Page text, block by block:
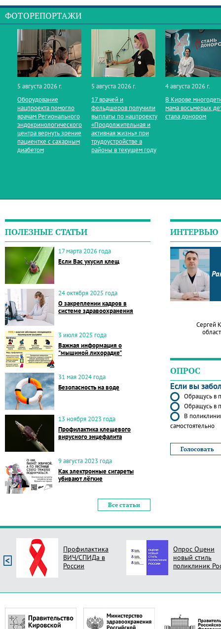
ФОТОРЕПОРТАЖИ
5 августа 2026 г.
Оборудование
нацпроекта помогло
врачам Регионального
эндокринологического
центра вернуть зрение
пациентке с сахарным
диабетом
5 августа 2026 г.
17 врачей и
фельдшеров получили
выплаты по нацпроекту
«Продолжительная и
активная жизнь» при
трудоустройстве в
районы в текущем году
4 августа 2026 г.
В Кирове
мама восьмерых
стала донором
ПОЛЕЗНЫЕ СТАТЬИ
17 марта 2026 года
Если Вас укусил клещ
24 октября 2025 года
О закреплении кадров в
системе здравоохранения
3 июля 2025 года
Важная информация о
"мышиной лихорадке"
31 мая 2024 года
Безопасность на воде
13 ноября 2023 года
Профилактика клещевого
вирусного энцефалита
9 августа 2023 года
Как электронные сигареты
убивают лёгкие
Все статьи
ИНТЕРВЬЮ
Сергей
ОПРОС
Если вы
Обращусь в
Обращусь в
В
самостоятельно
Профилактика
ВИЧ/СПИДа в
России
Опрос Оцени
новый стиль
поликлиник